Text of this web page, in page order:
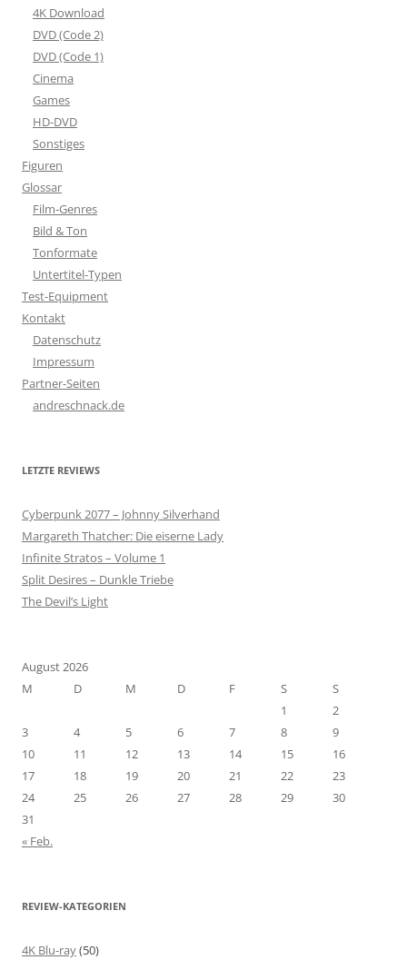
4K Download
DVD (Code 2)
DVD (Code 1)
Cinema
Games
HD-DVD
Sonstiges
Figuren
Glossar
Film-Genres
Bild & Ton
Tonformate
Untertitel-Typen
Test-Equipment
Kontakt
Datenschutz
Impressum
Partner-Seiten
andreschnack.de
LETZTE REVIEWS
Cyberpunk 2077 – Johnny Silverhand
Margareth Thatcher: Die eiserne Lady
Infinite Stratos – Volume 1
Split Desires – Dunkle Triebe
The Devil’s Light
August 2026
M
D M D F S
S
1
2
3
4 5 6 7 8
9
10
11 12 13 14 15
16
17
18 19 20 21 22
23
24
25 26 27 28 29
30
31
« Feb.
REVIEW-KATEGORIEN
4K Blu-ray(50)